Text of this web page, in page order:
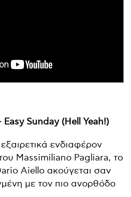
Sunday (Hell Yeah!)
ενδιαφέρον
Massimiliano Pagliara, το
Aiello ακούγεται σαν
με τον πιο ανορθόδο